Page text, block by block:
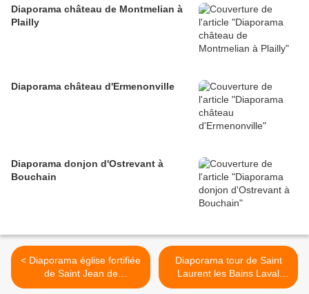
Diaporama château de Montmelian à
Plailly
Diaporama château d'Ermenonville
Diaporama donjon d'Ostrevant à
Bouchain
< Diaporama église fortifiée
de Saint Jean de
Pourcharesse
Diaporama tour de Saint
Laurent les Bains Laval
d'Aurélie >